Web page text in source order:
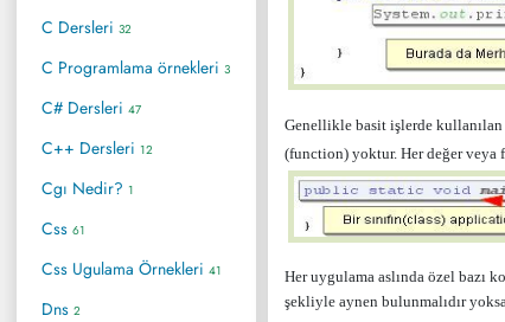
C Dersleri 32
C Programlama örnekleri 3
C# Dersleri 47
C++ Dersleri 12
Cgı Nedir? 1
Css 61
Css Ugulama Örnekleri 41
Dns 2
Genellikle basit işlerde kullanılan
(function) yoktur. Her değer veya
Her uygulama aslında özel bazı
şekliyle aynen bulunmalıdır